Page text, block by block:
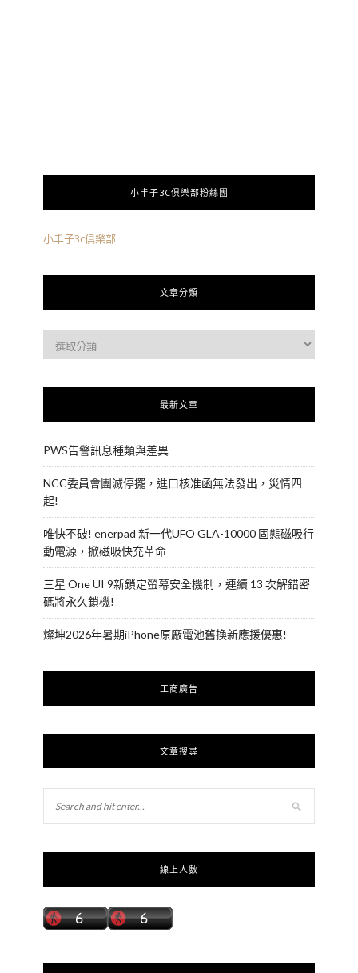
小丰子3C俱樂部粉絲團
小丰子3c俱樂部
文章分類
最新文章
PWS告警訊息種類與差異
NCC委員會團滅停擺，進口核准函無法發出，災情四
起!
唯快不破! enerpad 新一代UFO GLA-10000 固態磁吸行
動電源，掀磁吸快充革命
三星 One UI 9新鎖定螢幕安全機制，連續 13 次解錯密
碼將永久鎖機!
燦坤2026年暑期iPhone原廠電池舊換新應援優惠!
工商廣告
文章搜尋
線上人數